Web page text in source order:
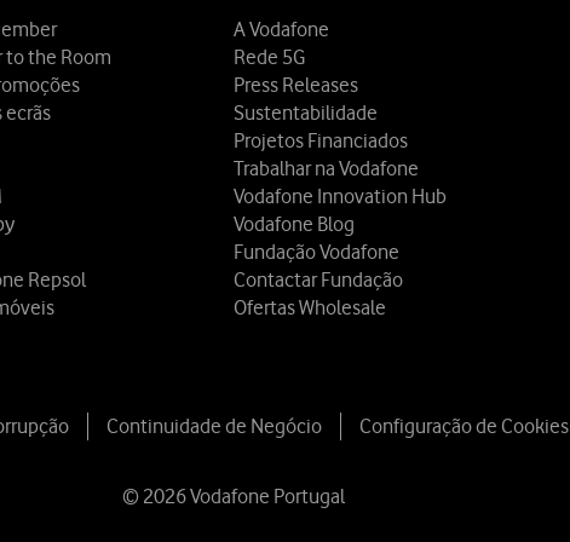
to the Room
ecrãs
Repsol
A Vodafone
Rede 5G
Press Releases
Sustentabilidade
Projetos Financiados
Trabalhar na Vodafone
Vodafone Innovation Hub
Vodafone Blog
Fundação Vodafone
Contactar Fundação
Ofertas Wholesale
Continuidade de Negócio Configuração de Cookies
© 2026 Vodafone Portugal